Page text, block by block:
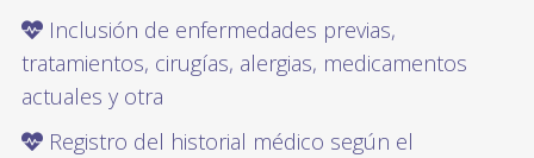
Inclusión de enfermedades previas,
tratamientos, cirugías, alergias, medicamentos
actuales y otra
Registro del historial médico según el